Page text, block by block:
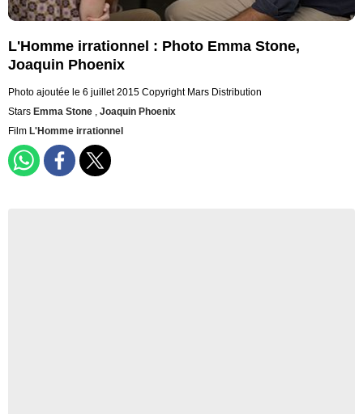
L'Homme irrationnel : Photo Emma Stone,
Joaquin Phoenix
Photo ajoutée le 6 juillet 2015 Copyright Mars Distribution
Stars Emma Stone , Joaquin Phoenix
Film L'Homme irrationnel